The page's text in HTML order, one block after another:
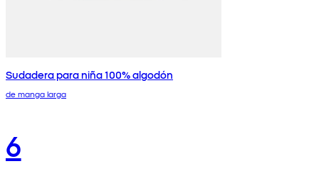
Sudadera para niña 100% algodón
de manga larga
6